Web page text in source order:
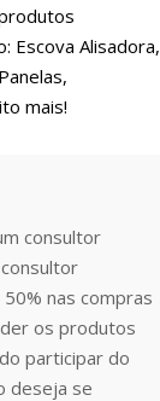
Escova Alisadora,
mais!
consultor
nas compras
os produtos
participar do
deseja se